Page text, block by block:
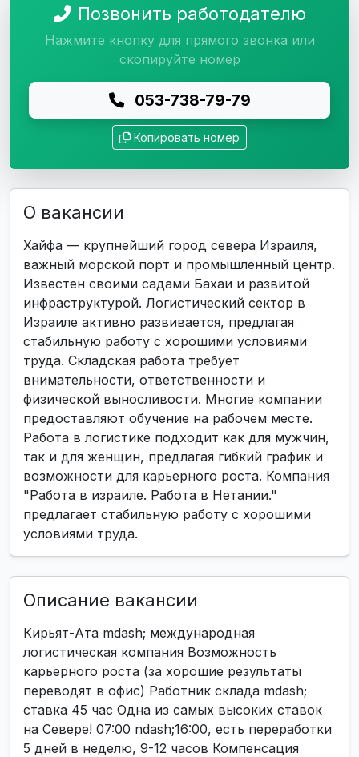
Позвонить работодателю
Нажмите кнопку для прямого звонка или
скопируйте номер
053-738-79-79
Копировать номер
О вакансии
Хайфа — крупнейший город севера Израиля,
важный морской порт и промышленный центр.
Известен своими садами Бахаи и развитой
инфраструктурой. Логистический сектор в
Израиле активно развивается, предлагая
стабильную работу с хорошими условиями
труда. Складская работа требует
внимательности, ответственности и
физической выносливости. Многие компании
предоставляют обучение на рабочем месте.
Работа в логистике подходит как для мужчин,
так и для женщин, предлагая гибкий график и
возможности для карьерного роста. Компания
"Работа в израиле. Работа в Нетании."
предлагает стабильную работу с хорошими
условиями труда.
Описание вакансии
Кирьят-Ата mdash; международная
логистическая компания Возможность
карьерного роста (за хорошие результаты
переводят в офис) Работник склада mdash;
ставка 45 час Одна из самых высоких ставок
на Севере! 07:00 ndash;16:00, есть переработки
5 дней в неделю, 9-12 часов Компенсация